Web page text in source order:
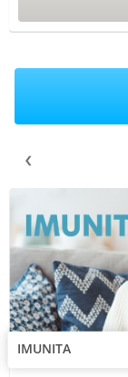
IMUNITA